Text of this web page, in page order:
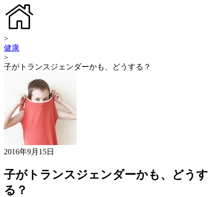
>
健康
>
子がトランスジェンダーかも、どうする？
2016年9月15日
子がトランスジェンダーかも、どうす
る？